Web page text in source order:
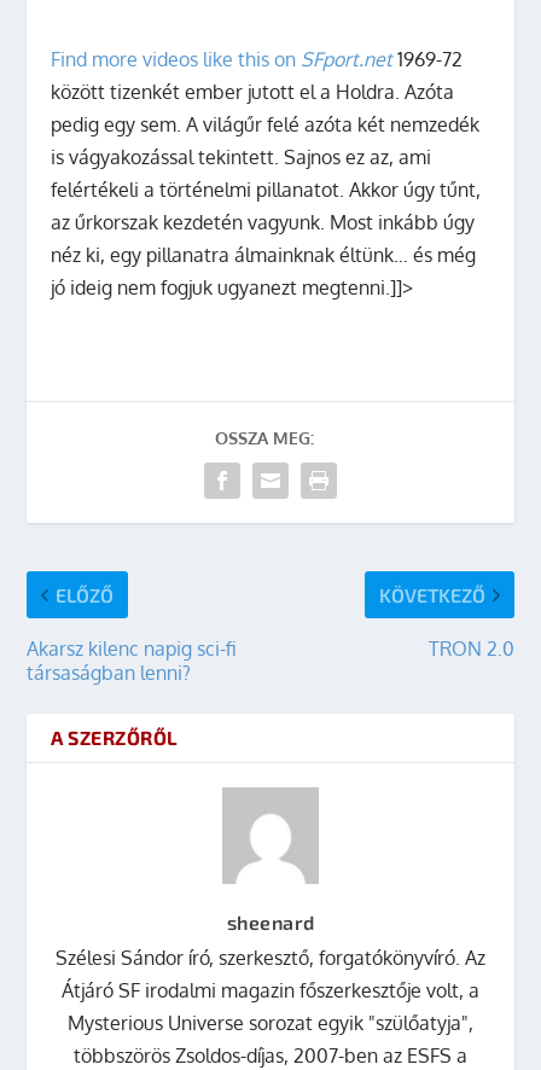
Find more videos like this on SFport.net1969-72
között tizenkét ember jutott el a Holdra. Azóta
pedig egy sem. A világűr felé azóta két nemzedék
is vágyakozással tekintett. Sajnos ez az, ami
felértékeli a történelmi pillanatot. Akkor úgy tűnt,
az űrkorszak kezdetén vagyunk. Most inkább úgy
néz ki, egy pillanatra álmainknak éltünk… és még
jó ideig nem fogjuk ugyanezt megtenni.]]>
OSSZA MEG:
ELŐZŐ
Akarsz kilenc napig sci-fi
társaságban lenni?
KÖVETKEZŐ
TRON 2.0
A SZERZŐRŐL
sheenard
Szélesi Sándor író, szerkesztő, forgatókönyvíró. Az
Átjáró SF irodalmi magazin főszerkesztője volt, a
Mysterious Universe sorozat egyik "szülőatyja",
többszörös Zsoldos-díjas, 2007-ben az ESFS a